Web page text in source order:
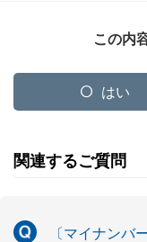
この内
はい
関連するご質問
〔マイナンバ